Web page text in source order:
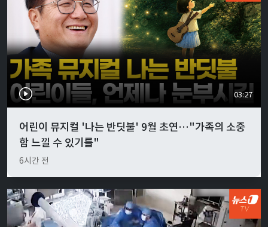
03:27
어린이 뮤지컬 '나는 반딧불' 9월 초연…"가족의 소중
함 느낄 수 있기를"
6시간 전